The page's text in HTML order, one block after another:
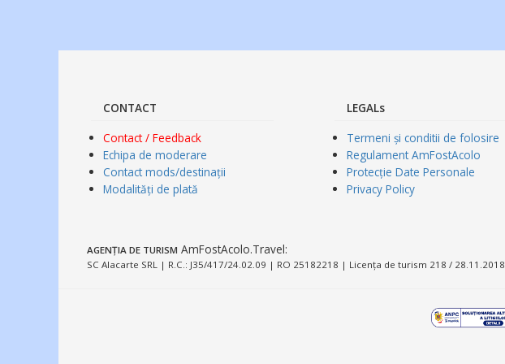
CONTACT
Contact / Feedback
Echipa de moderare
Contact mods/destinații
Modalități de plată
LEGALs
Termeni și conditii de folosire
Regulament AmFostAcolo
Protecție Date Personale
Privacy Policy
AGENȚIA DE TURISM AmFostAcolo.Travel:
SC Alacarte SRL | R.C.: J35/417/24.02.09 | RO 25182218 | Licența de turism 218 / 28.11.2018